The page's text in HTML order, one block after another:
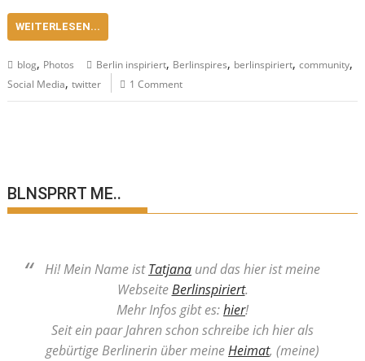
WEITERLESEN...
blog, Photos Berlin inspiriert, Berlinspires, berlinspiriert,community,
Social Media,twitter 1 Comment
BLNSPRRT ME..
Hi! Mein Name istTatjana und das hier ist meine
WebseiteBerlinspiriert.
Mehr Infos gibt es:hier!
Seit ein paar Jahren schon schreibe ich hier als
gebürtige Berlinerin über meineHeimat, (meine)